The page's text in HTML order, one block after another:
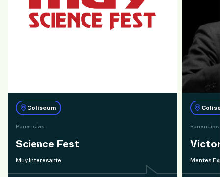
Coliseum
Ponencias
Science Fest
Muy Interesante
Ponencias
Mentes